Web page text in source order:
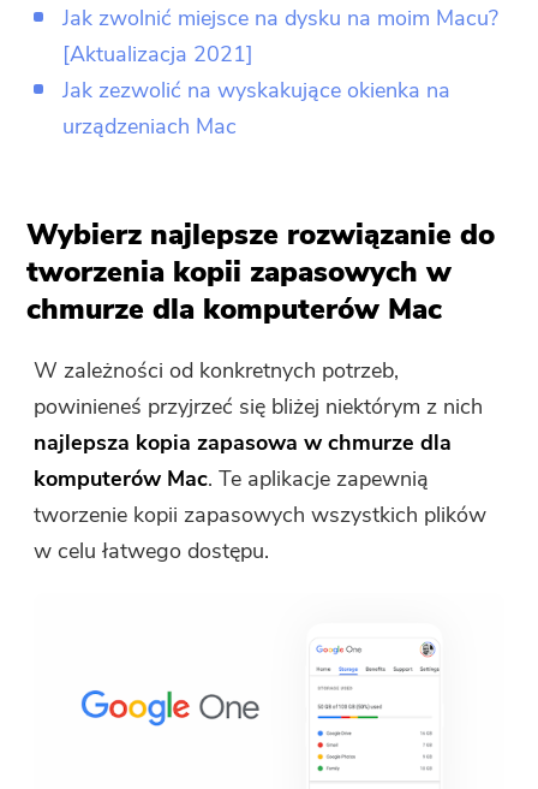
Jak zwolnić miejsce na dysku na moim Macu?
[Aktualizacja 2021]
Jak zezwolić na wyskakujące okienka na
urządzeniach Mac
Wybierz najlepsze rozwiązanie do
tworzenia kopii zapasowych w
chmurze dla komputerów Mac
W zależności od konkretnych potrzeb,
powinieneś przyjrzeć się bliżej niektórym z nich
najlepsza kopia zapasowa w chmurze dla
komputerów Mac. Te aplikacje zapewnią
tworzenie kopii zapasowych wszystkich plików
w celu łatwego dostępu.